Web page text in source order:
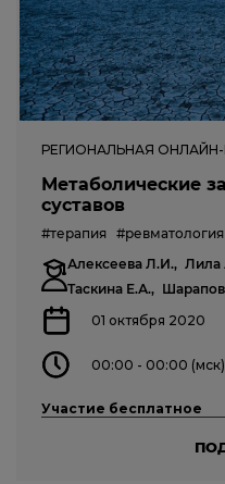
РЕГИОНАЛЬНАЯ
Метаболические
суставов
#терапия #ревматология
Алексеева Л.И., Лила
Таскина Е.А.,
01 октября 2020
00:00 - 00:00 (мск)
Участие бесплатное